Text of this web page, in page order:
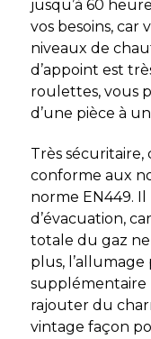
jusqu’à 60
vos besoins,
niveaux de
d’appoint est
roulettes, vous
d’une pièce à
Très sécuritaire,
conforme aux
norme EN449.
d’évacuation,
totale du gaz
plus,
supplémentaire
rajouter du
vintage façon